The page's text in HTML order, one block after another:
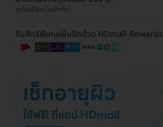
คูปองมีจำนวนจำกัด
รับสิทธิพิเศษเพิ่มอีกด้วย HDmall Rewards